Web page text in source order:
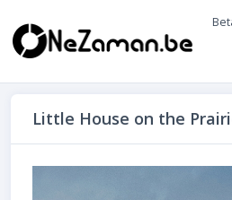
Little House on the